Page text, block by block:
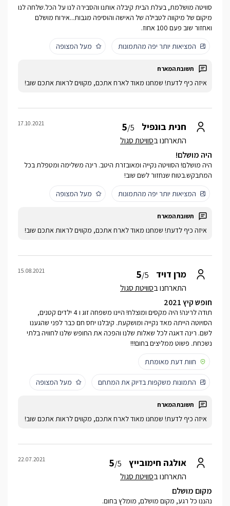
סוויטה מושלמת, בעלת הבית קיבלה אותנו והסבירה לנו על הכל.שלחה לנו
מיקום של מיקווה לטבילה של האישה והוסיפה מגבות...אירוח מושלם
ואחזור שוב פעם 100 אחוז.
המציאות יותר יפה מהתמונות
מעל המצופה
איזה כיף לדעת! שמחנו מאוד לארח אתכם, מקווים לראות אתכם שוב!
חנית בונפיל 5/5
התארחנו בסוויטת סגול
17.10.2021
היה מושלם!
היה מושלם! הסוויטה נקייה ומאובזרת היטב. רינה משלימה ומטפלת בכל
המתבקש.בטוח שנחזור לשם שוב!
המציאות יותר יפה מהתמונות
מעל המצופה
איזה כיף לדעת! שמחנו מאוד לארח אתכם, מקווים לראות אתכם שוב!
מרן דויד 5/5
התארחנו בסוויטת סגול
15.08.2021
חופש קיץ 2021
תודה לרינה! היה מקסים ומוצלח! היינו משפחה זוג ו 4 ילדים קטנים,
הסויוטה הייתה מאד נקייה ומושקעת. קיבלנו יחס חם כבר לפני שהגענו
לשם. רינה דאגה לכל שאלות שלנו והפכה את החופש שלנו לחוויה בלתי
נשכחת. פשוט ממליצים בחום!!!
חוות דעת מאומתת
התמונות משקפות בדיוק את המתחם מעל המצופה
איזה כיף לדעת! שמחנו מאוד לארח אתכם, מקווים לראות אתכם שוב!
אולגה חימובייץ 5/5
התארחנו בסוויטת סגול
22.07.2021
מקום מושלם
נהננו כל רגע, מקום מושלם, מומלץ בחום.